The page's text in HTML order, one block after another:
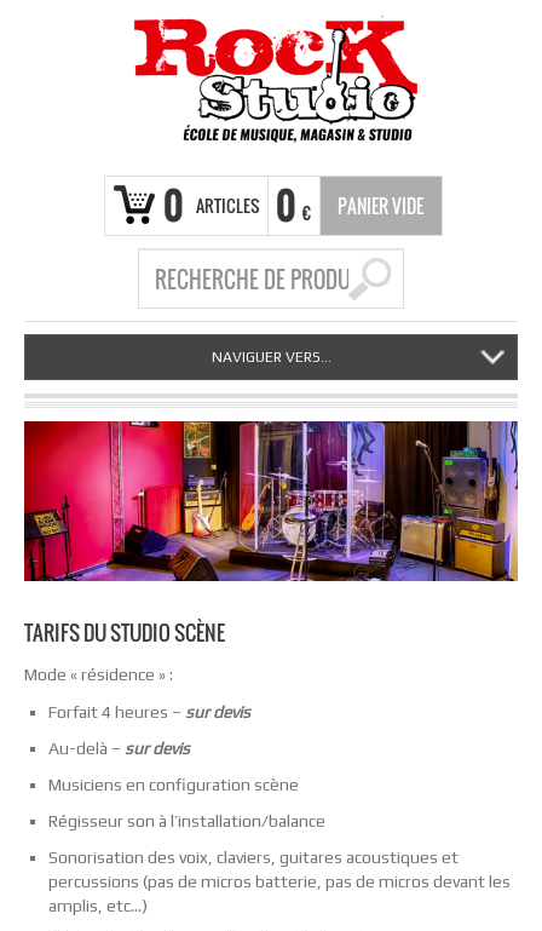
0 ARTICLES 0 € PANIER VIDE
NAVIGUER VERS...
TARIFS DU STUDIO SCÈNE
Mode « résidence » :
Forfait 4 heures – sur devis
Au-delà – sur devis
Musiciens en configuration scène
Régisseur son à l’installation/balance
Sonorisation des voix, claviers, guitares acoustiques et
percussions (pas de micros batterie, pas de micros devant les
amplis, etc…)